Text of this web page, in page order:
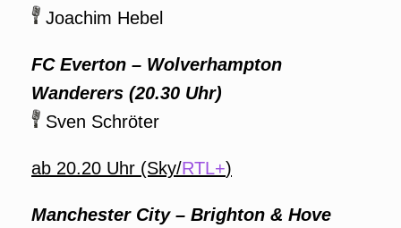
Joachim Hebel
FC Everton – Wolverhampton
Wanderers (20.30 Uhr)
Sven Schröter
ab 20.20 Uhr (Sky/RTL+)
Manchester City – Brighton & Hove